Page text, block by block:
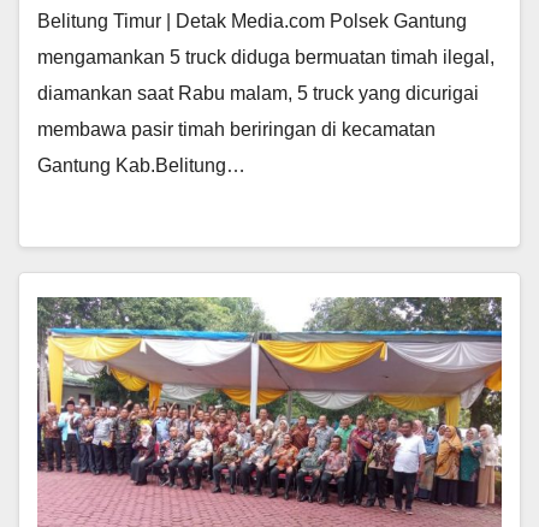
Belitung Timur | Detak Media.com Polsek Gantung
mengamankan 5 truck diduga bermuatan timah ilegal,
diamankan saat Rabu malam, 5 truck yang dicurigai
membawa pasir timah beriringan di kecamatan
Gantung Kab.Belitung…